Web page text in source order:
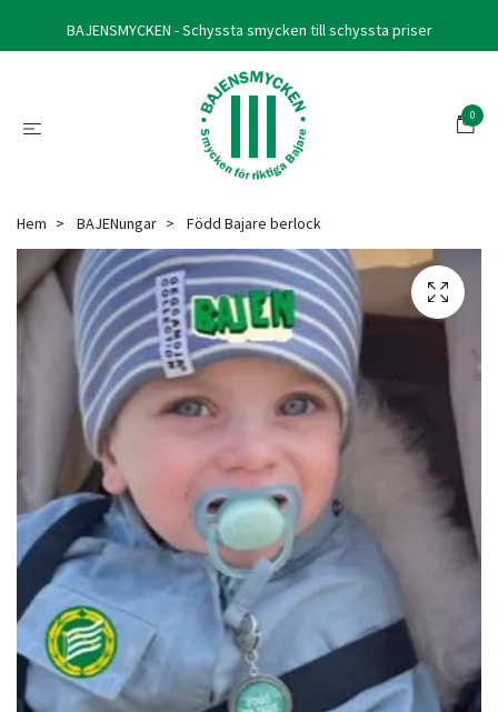
BAJENSMYCKEN - Schyssta smycken till schyssta priser
0
Hem BAJENungar Född Bajare berlock